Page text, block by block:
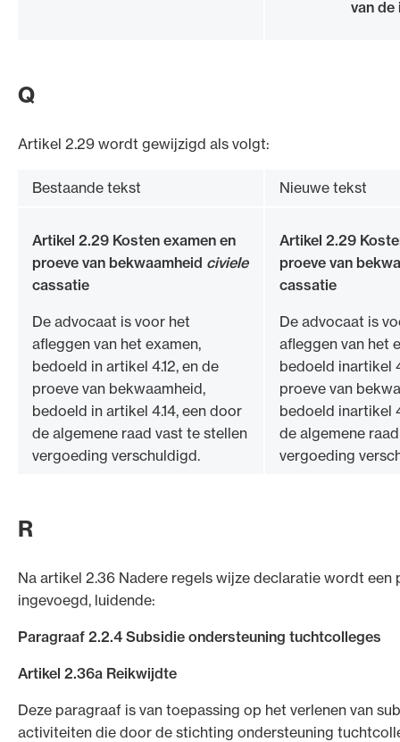
van de
Q
Artikel 2.29 wordt gewijzigd als volgt:
Bestaande tekst Nieuwe tekst
Artikel 2.29 Kosten examen en
proeve van bekwaamheid civiele
cassatie
De advocaat is voor het
afleggen van het examen,
bedoeld in artikel 4.12, en de
proeve van bekwaamheid,
bedoeld in artikel 4.14, een door
de algemene raad vast te stellen
vergoeding verschuldigd.
Artikel 2.29
proeve van
cassatie
De advocaat is
afleggen van het
bedoeld inartikel
proeve van
bedoeld inartikel
de algemene
vergoeding
R
Na artikel 2.36 Nadere regels wijze declaratie wordt een
ingevoegd, luidende:
Paragraaf 2.2.4 Subsidie ondersteuning tuchtcolleges
Artikel 2.36a Reikwijdte
Deze paragraaf is van toepassing op het verlenen van
activiteiten die door de stichting ondersteuning